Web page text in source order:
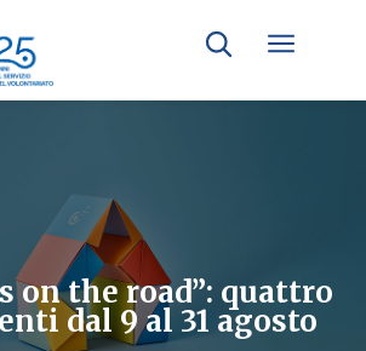
on the road”: quattro
dal 9 al 31 agosto